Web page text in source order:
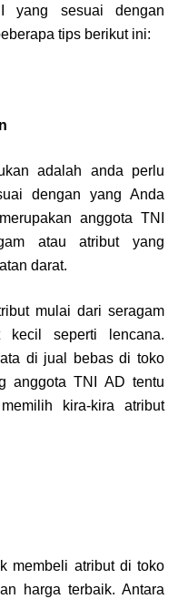
sesuai dengan
tips berikut ini:
adalah anda perlu
dengan yang Anda
anggota TNI
atau atribut yang
darat.
mulai dari seragam
kecil seperti lencana.
di jual bebas di toko
anggota TNI AD tentu
kira-kira atribut
membeli atribut di toko
harga terbaik. Antara